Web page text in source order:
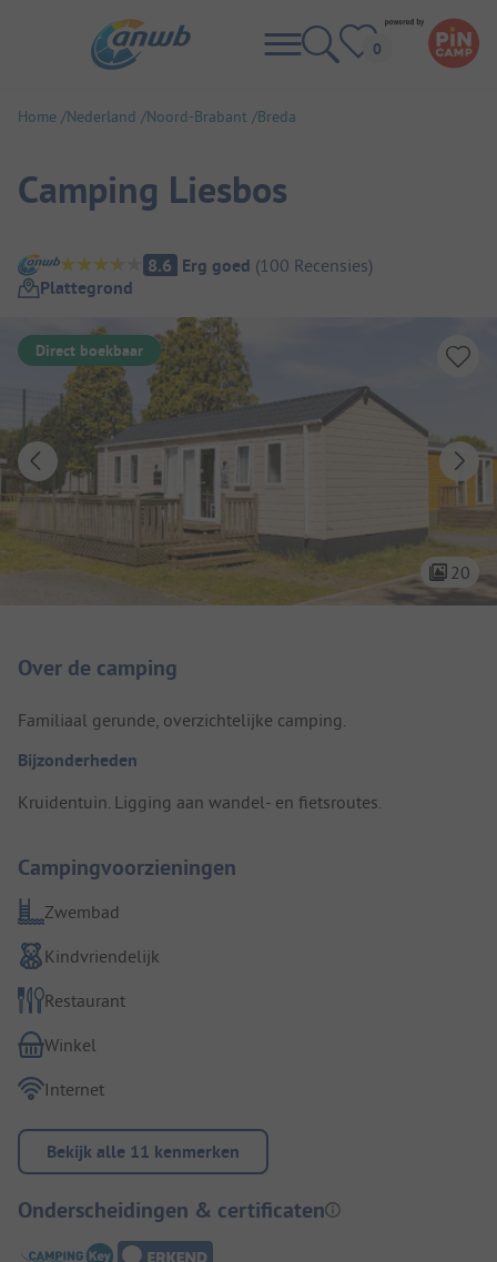
Home Nederland Noord-Brabant Breda
Camping Liesbos
Camping overzicht
8.6 Erg goed (100 Recensies)
Plattegrond
Direct boekbaar
20
Over de camping
Familiaal gerunde, overzichtelijke camping.
Bijzonderheden
Kruidentuin. Ligging aan wandel- en fietsroutes.
Campingvoorzieningen
Zwembad
Kindvriendelijk
Restaurant
Winkel
Internet
Bekijk alle 11 kenmerken
Onderscheidingen & certificaten